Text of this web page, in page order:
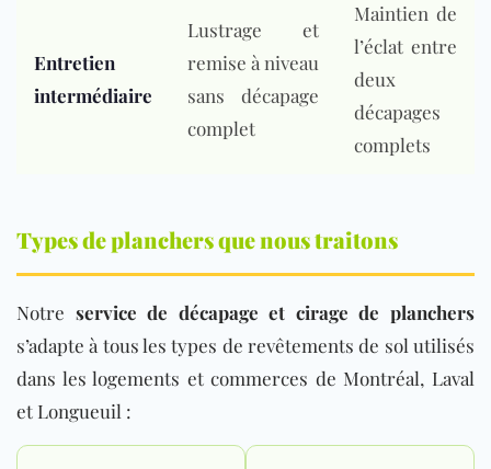
Entretien
intermédiaire
Lustrage et
remise à niveau
sans décapage
complet
Maintien de
l’éclat entre
deux
décapages
complets
Types de planchers que nous traitons
Notre service de décapage et cirage de planchers
s’adapte à tous les types de revêtements de sol utilisés
dans les logements et commerces de Montréal, Laval
et Longueuil :